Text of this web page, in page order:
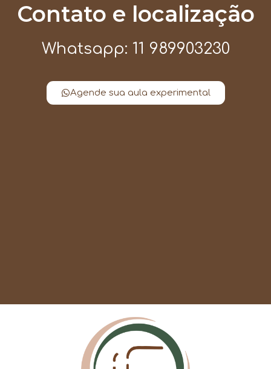
Contato e localização
Whatsapp: 11 989903230
Agende sua aula experimental